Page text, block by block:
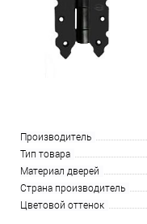
Производитель
Тип товара
Материал дверей
Страна производитель
Цветовой оттенок